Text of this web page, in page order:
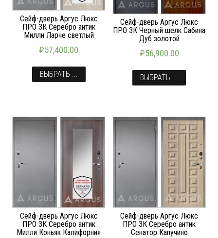
Сейф-дверь Аргус Люкс
ПРО 3К Серебро антик
Милли Ларче светлый
₽57,400.00
ВЫБРАТЬ ...
Сейф-дверь Аргус Люкс
ПРО 3К Черный шелк Сабина
Дуб золотой
₽56,900.00
ВЫБРАТЬ ...
Сейф-дверь Аргус Люкс
ПРО 3К Серебро антик
Милли Коньяк Калифорния
Сейф-дверь Аргус Люкс
ПРО 3К Серебро антик
Сенатор Капучино